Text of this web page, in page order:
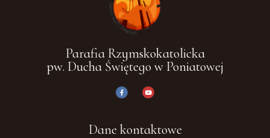
Parafia Rzymskokatolicka
pw. Ducha Świętego w Poniatowej
Dane kontaktowe